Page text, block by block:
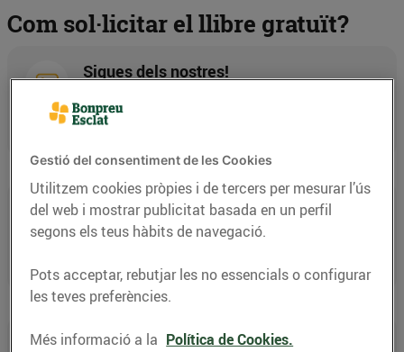
Com sol·licitar el llibre gratuït?
Sigues dels nostres!
El primer pas per sol·licitar el llibre* gratuït Cuina
amb El Tatano és tenir la Targeta Client de
Sol·licita'l per la tauleta
Sol·licita el llibre a través de la tauleta digital que
nostres establiments.
Recull-lo i gaudeix-lo!
Gestió del consentiment de les Cookies
Utilitzem cookies pròpies i de tercers per mesurar l’ús
del web i mostrar publicitat basada en un perfil
segons els teus hàbits de navegació.
Pots acceptar, rebutjar les no essencials o configurar
les teves preferències.
Més informació a la Política de Cookies.